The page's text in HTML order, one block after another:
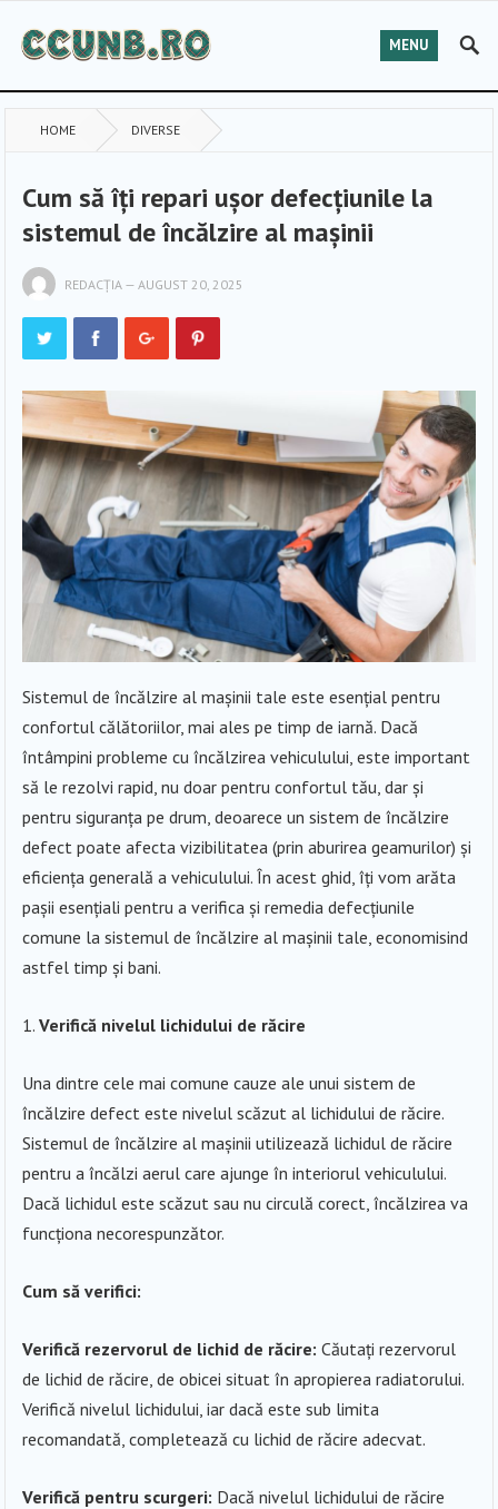
MENU
HOME DIVERSE
Cum să îți repari ușor defecțiunile la
sistemul de încălzire al mașinii
REDACȚIA —AUGUST 20, 2025
Sistemul de încălzire al mașinii tale este esențial pentru
confortul călătoriilor, mai ales pe timp de iarnă. Dacă
întâmpini probleme cu încălzirea vehiculului, este important
să le rezolvi rapid, nu doar pentru confortul tău, dar și
pentru siguranța pe drum, deoarece un sistem de încălzire
defect poate afecta vizibilitatea (prin aburirea geamurilor) și
eficiența generală a vehiculului. În acest ghid, îți vom arăta
pașii esențiali pentru a verifica și remedia defecțiunile
comune la sistemul de încălzire al mașinii tale, economisind
astfel timp și bani.
Verifică nivelul lichidului de răcire
Una dintre cele mai comune cauze ale unui sistem de
încălzire defect este nivelul scăzut al lichidului de răcire.
Sistemul de încălzire al mașinii utilizează lichidul de răcire
pentru a încălzi aerul care ajunge în interiorul vehiculului.
Dacă lichidul este scăzut sau nu circulă corect, încălzirea va
funcționa necorespunzător.
Cum să verifici:
Verifică rezervorul de lichid de răcire: Căutați rezervorul
de lichid de răcire, de obicei situat în apropierea radiatorului.
Verifică nivelul lichidului, iar dacă este sub limita
recomandată, completează cu lichid de răcire adecvat.
Verifică pentru scurgeri: Dacă nivelul lichidului de răcire